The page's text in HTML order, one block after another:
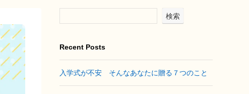
検索
Recent Posts
入学式が不安 そんなあなたに贈る７つのこと